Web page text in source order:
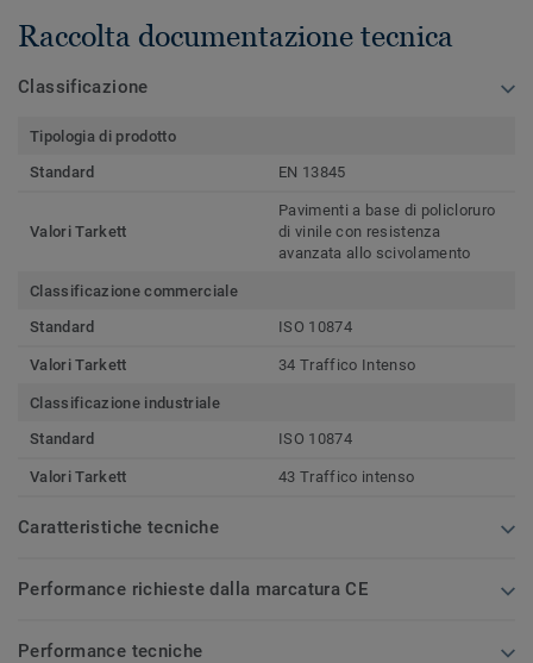
Raccolta documentazione tecnica
Classificazione
Tipologia di prodotto
Standard
EN 13845
Valori Tarkett
Pavimenti a base di policloruro
di vinile con resistenza
avanzata allo scivolamento
Classificazione commerciale
Standard
ISO 10874
Valori Tarkett 34 Traffico Intenso
Classificazione industriale
Standard
ISO 10874
Valori Tarkett 43 Traffico intenso
Caratteristiche tecniche
Performance richieste dalla marcatura CE
Performance tecniche